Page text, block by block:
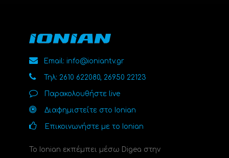
Email: info@ioniantv.gr
Τηλ: 2610 622080, 26950 22123
Παρακολουθήστε live
Διαφημιστείτε στο Ionian
Επικοινωνήστε με το Ionian
Το Ionian εκπέμπει μέσω Digea στην